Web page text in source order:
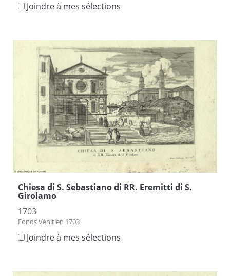
Joindre à mes sélections
Chiesa di S. Sebastiano di RR. Eremitti di S.
Girolamo
1703
Fonds Vénitien 1703
Joindre à mes sélections